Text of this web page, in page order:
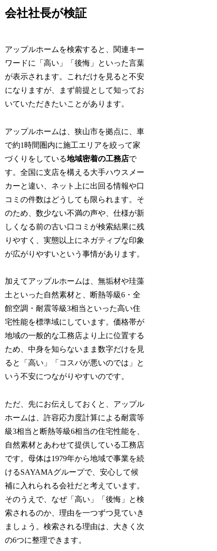
会社社長が検証
アップルホームを検索すると、関連キー
ワードに「高い」「後悔」といった言葉
が表示されます。これだけを見ると不安
になりますが、まず前提として知ってお
いていただきたいことがあります。
アップルホームは、狭山市を拠点に、車
で約1時間圏内に施工エリアを絞って家
づくりをしている地域密着の工務店で
す。全国に支店を構える大手ハウスメー
カーと違い、ネット上に出回る情報や口
コミの件数はどうしても限られます。そ
のため、数少ない不満の声や、仕様が新
しくなる前の古い口コミが検索結果に残
りやすく、実態以上にネガティブな印象
が広がりやすいという事情があります。
加えてアップルホームは、無垢材や珪藻
土といった自然素材と、断熱等級6・全
館空調・耐震等級3相当といった高い住
宅性能を標準域にしています。価格帯が
地域の一般的な工務店より上に位置する
ため、中身を知らないまま数字だけを見
ると「高い」「コスパが悪いのでは」と
いう不安につながりやすいのです。
ただ、先にお伝えしておくと、アップル
ホームは、許容応力度計算による耐震等
級3相当と断熱等級6相当の住宅性能を、
自然素材とあわせて提供している工務店
です。母体は1979年から地域で事業を続
けるSAYAMAグループで、安心して候
補に入れられる会社だと考えています。
そのうえで、なぜ「高い」「後悔」と検
索されるのか、理由を一つずつ見ていき
ましょう。検索される理由は、大きく次
の6つに整理できます。